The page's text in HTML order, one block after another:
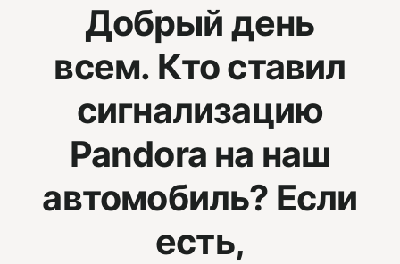
Добрый день
всем. Кто ставил
сигнализацию
Pandora на наш
автомобиль? Если
есть,